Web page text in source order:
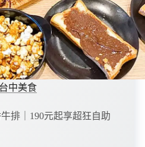
台中美食
排｜190元起享超狂自助